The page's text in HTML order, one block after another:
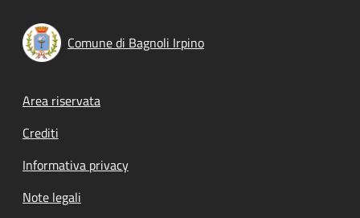
Comune di Bagnoli Irpino
Footer menu
Area riservata
Crediti
Informativa privacy
Note legali